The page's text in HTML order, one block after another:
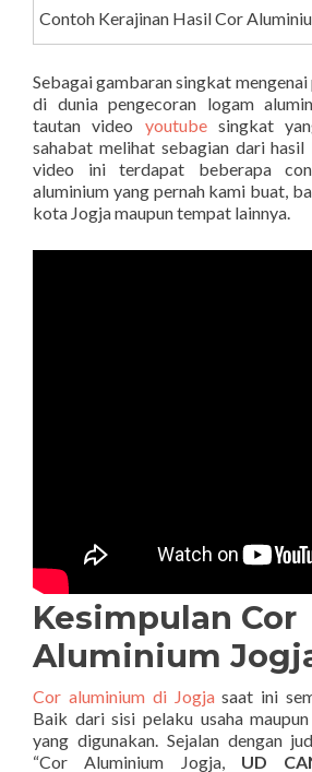
Contoh Kerajinan Hasil Cor
Sebagai gambaran singkat
di dunia pengecoran logam
tautan video youtubesingkat
sahabat melihat sebagian dari
video ini terdapat beberapa
aluminium yang pernah kami buat,
kota Jogja maupun tempat lainnya.
Kesimpulan Cor
Aluminium
Cor aluminium di Jogjasaat ini
Baik dari sisi pelaku usaha
yang digunakan. Sejalan dengan
“Cor Aluminium Jogja, UD